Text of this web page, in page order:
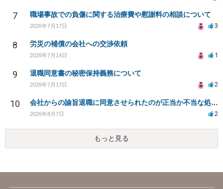
7 職場事故での負傷に関する治療費や慰謝料の相談について
2026年7月17日 3
8 労災の補償の会社への交渉依頼
2026年7月14日 1
9 退職同意書の秘密保持義務について
2026年7月17日 2
10 会社からの諭旨退職に同意させられたのが正当か不当な処分かどうか教えてほしい
2026年8月7日 2
もっと見る